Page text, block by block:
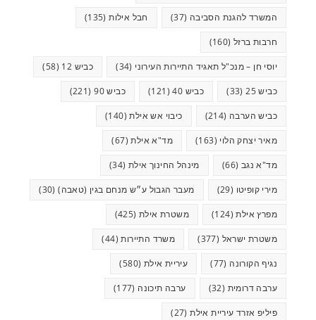
המשרד להגנת הסביבה (37) חבל אילות(135)
חרבות ברזל (160)
יוסי חן – מנכ"ל תאגיד התיירות העירוני (34) כביש 12 (58)
כביש 25 (33) כביש 40 (121) כביש 90 (221)
כביש הערבה (214) כיבוי אש אילת(140)
מאיר יצחק הלוי (163) מד"א אילת(67)
מד"א נגב (66) מינהל החינוך אילת (34)
מירי קופיטו (29) מעבר הגבול ע״ש מנחם בגין (טאבה)(30)
מפרץ אילת(124) משטרת אילת (425)
משטרת ישראל (377) משרד התיירות(44)
נגיף הקורונה (77) עיריית אילת (580)
ערבה דרומית (32) ערבה תיכונה (177)
פיליפ אזרד עיריית אילת(27)